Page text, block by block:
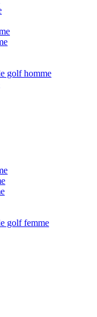
golf homme
golf femme